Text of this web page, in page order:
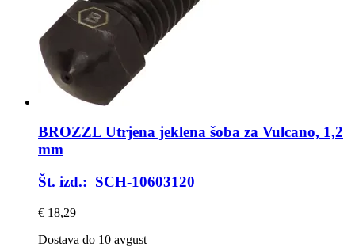
BROZZL Utrjena jeklena šoba za Vulcano, 1,2
mm
Št. izd.: SCH-10603120
€ 18,29
Dostava do 10 avgust